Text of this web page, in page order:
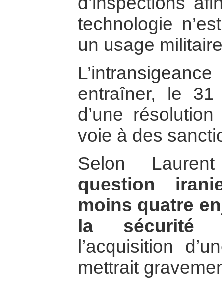
technologie
un usage
entraîner, le
d’une
voie à des
Selon
question
moins quatre
la sécurité
l’acquisition
mettrait